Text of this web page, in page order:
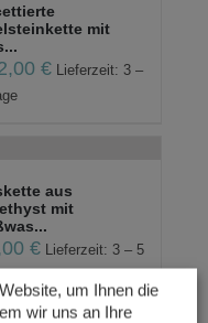
mit
€
Lieferzeit: 3 –
aus
mit
€
Lieferzeit: 3 – 5
um Ihnen die
wir uns an Ihre